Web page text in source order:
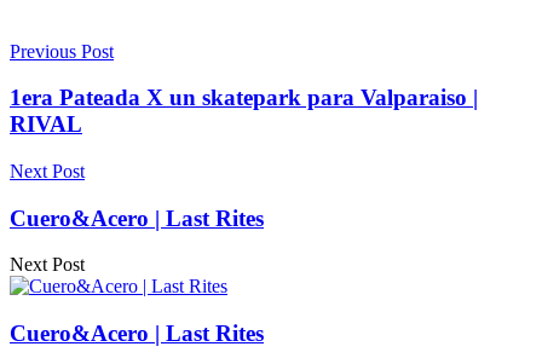
Previous Post
1era Pateada X un skatepark para Valparaiso |
RIVAL
Next Post
Cuero&Acero | Last Rites
Next Post
Cuero&Acero | Last Rites